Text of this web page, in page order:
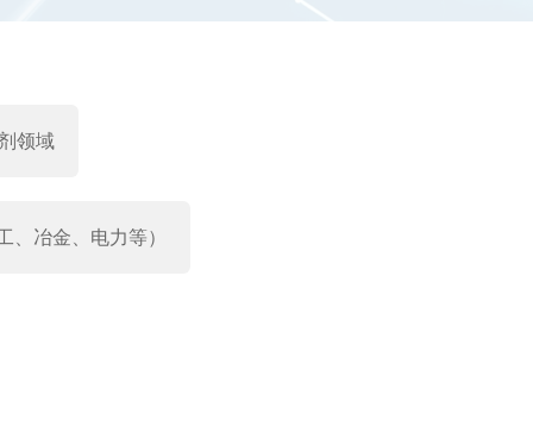
领域
、冶金、电力等）